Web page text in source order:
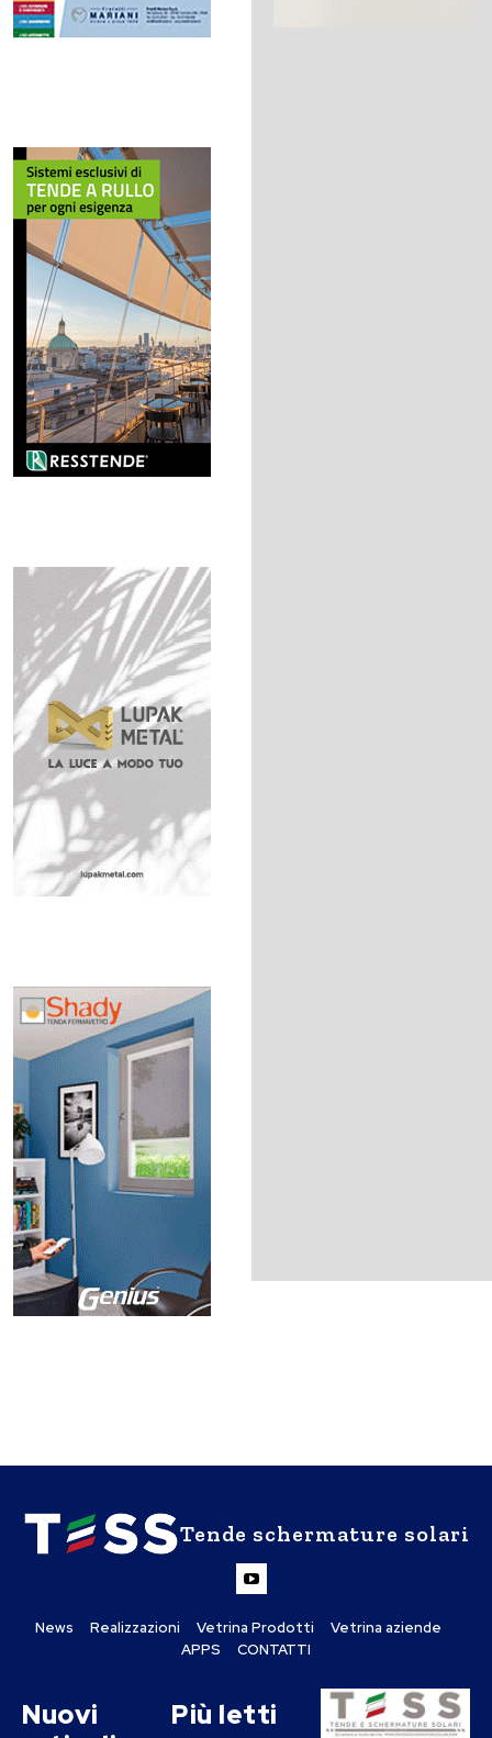
Tende schermature solari
News Realizzazioni Vetrina Prodotti
Vetrina aziende
APPS
CONTATTI
Nuovi
Più letti